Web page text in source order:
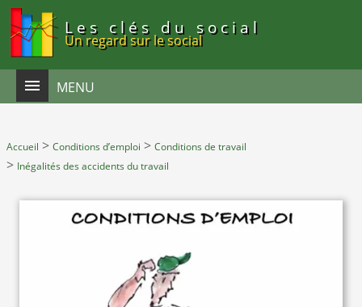
Les clés du social
Un regard sur le social
MENU
Accueil > Conditions d’emploi > Conditions de travail
> Inégalités des accidents du travail
Panneau de gestion des cookies